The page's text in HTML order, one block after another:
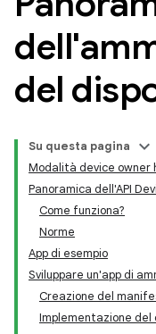
del
Su questa pagina
Modalità device owner
Panoramica dell'API
Come funziona?
Norme
App di esempio
Sviluppare un'app di
Creazione del
Implementazione del